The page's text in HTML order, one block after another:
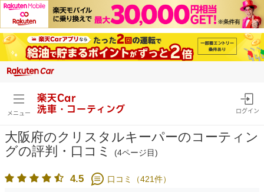
メニュー
楽天Car
洗車・コーティング
ログイン
大阪府のクリスタルキーパーのコーティン
グの評判・口コミ
(4ページ目)
4.5 口コミ（421件）